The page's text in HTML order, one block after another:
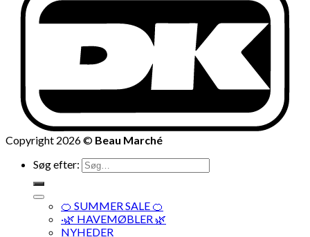
Copyright 2026 © Beau Marché
Søg efter:
🍊 SUMMER SALE 🍊
·🌿 HAVEMØBLER 🌿
NYHEDER